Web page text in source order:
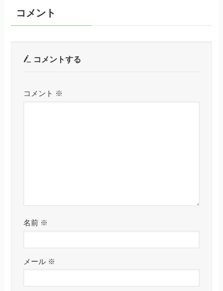
コメント
コメントする
コメント ※
名前 ※
メール ※